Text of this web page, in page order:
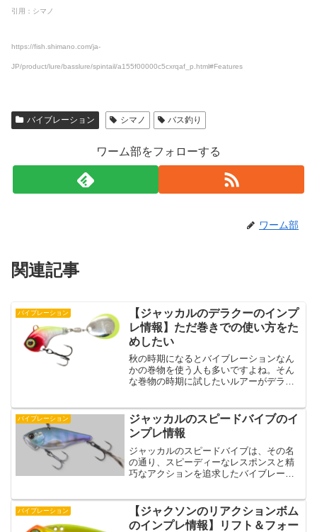
引用：シマノ
https://fish.shimano.com/ja-
JP/product/lure/basslure/spintail/a155f00000c5cxrqaf_p.html#Features
バイブレーション シマノ バス釣り
ワーム部をフォローする
ワーム部
関連記事
バイブレーション
【ジャッカルのデラクーのインプ
レ情報】ただ巻きでの使い方をた
めしたい
秋の時期になるとバイブレーションなん
かの巻物を使う人も多いですよね。そん
な巻物の時期に試したいルアーがデラク
です。そんなコンパクトルアーなデラク
ーはおかっぱりガイドをし...
バイブレーション
ジャッカルのスピードバイブのイ
ンプレ情報
ジャッカルのスピードバイブは、その名
の通り、スピーディーなレスポンスと精
巧なアクションを追求したバイブレーシ
ションを実現するために、樹脂素材を用
いたソリッドボディが採用...
バイブレーション
【ジャクソンのリアクションボム
のインプレ情報】リフト＆フォー